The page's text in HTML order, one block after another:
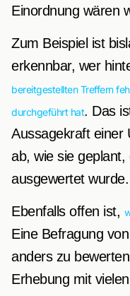
Einordnung wären
Zum Beispiel ist
erkennbar, wer
bereitgestellten Treffern
durchgeführt hat. Das
Aussagekraft einer
ab, wie sie geplant,
ausgewertet wurde.
Ebenfalls offen ist,
Eine Befragung
anders zu
Erhebung mit